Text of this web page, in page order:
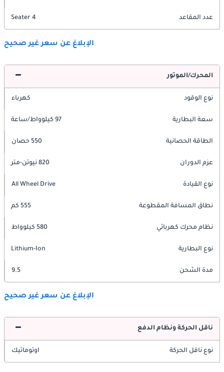
عدد المقاعد 4 Seater
الإبلاغ عن سعر غير صحيح
المحرك/الموتور
نوع الوقود كهرباء
سعة البطارية 97 كيلوواط/ساعة
الطاقة الحصانية 550 حصان
عزم الدوران 820 نيوتن-متر
نوع القيادة All Wheel Drive
نطاق المسافة المقطوعة 555 كم
نظام محرك كهربائي 580 كيلوواط
نوع البطارية Lithium-Ion
مدة الشحن 9.5
الإبلاغ عن سعر غير صحيح
ناقل الحركة ونظام الدفع
نوع ناقل الحركة اوتوماتيك